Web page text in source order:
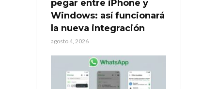
pegar entre iPhone y
Windows: así funcionará
la nueva integración
agosto 4, 2026